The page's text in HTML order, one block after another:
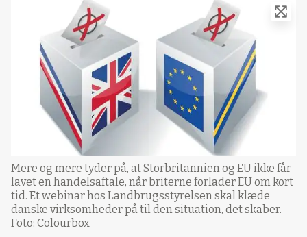
Mere og mere tyder på, at Storbritannien og EU ikke får
lavet en handelsaftale, når briterne forlader EU om kort
tid. Et webinar hos Landbrugsstyrelsen skal klæde
danske virksomheder på til den situation, det skaber.
Foto: Colourbox